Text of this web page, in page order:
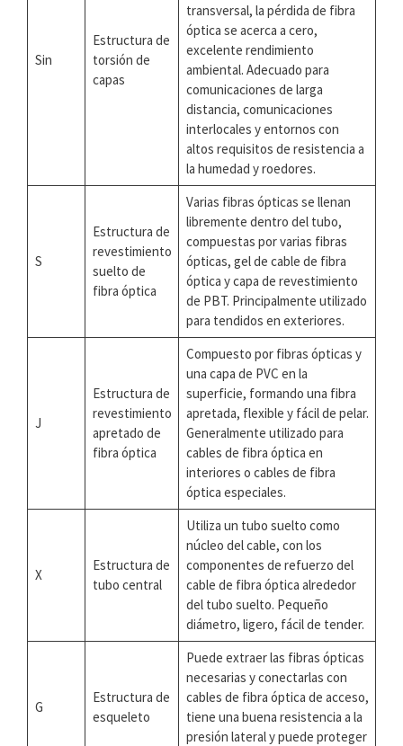
Sin
Estructura de
torsión de
capas
transversal, la pérdida de fibra
óptica se acerca a cero,
excelente rendimiento
ambiental. Adecuado para
comunicaciones de larga
distancia, comunicaciones
interlocales y entornos con
altos requisitos de resistencia a
la humedad y roedores.
S
Estructura de
revestimiento
suelto de
fibra óptica
Varias fibras ópticas se llenan
libremente dentro del tubo,
compuestas por varias fibras
ópticas, gel de cable de fibra
óptica y capa de revestimiento
de PBT. Principalmente utilizado
para tendidos en exteriores.
J
Estructura de
revestimiento
apretado de
fibra óptica
Compuesto por fibras ópticas y
una capa de PVC en la
superficie, formando una fibra
apretada, flexible y fácil de pelar.
Generalmente utilizado para
cables de fibra óptica en
interiores o cables de fibra
óptica especiales.
X
Estructura de
tubo central
Utiliza un tubo suelto como
núcleo del cable, con los
componentes de refuerzo del
cable de fibra óptica alrededor
del tubo suelto. Pequeño
diámetro, ligero, fácil de tender.
G
Estructura de
esqueleto
Puede extraer las fibras ópticas
necesarias y conectarlas con
cables de fibra óptica de acceso,
tiene una buena resistencia a la
presión lateral y puede proteger